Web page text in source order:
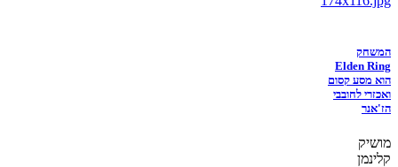
המשחק
Elden Ring
הוא מסע קסום
ואכזרי לחובבי
הז'אנר
מושיק
קלינמן